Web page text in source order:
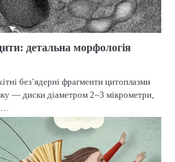
детальна морфологія
без’ядерні фрагменти цитоплазми
— диски діаметром 2–3 мікрометри,